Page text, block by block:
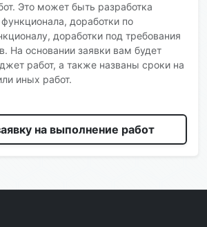
Это может быть разработка
функционала, доработки по
доработки под требования
На основании заявки вам будет
работ, а также названы сроки на
иных работ.
на выполнение работ